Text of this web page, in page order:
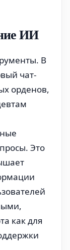
ИИ
В
чат-
орденов,
Это
как для